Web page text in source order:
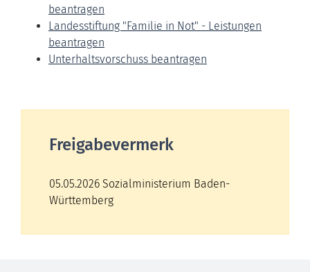
beantragen
Landesstiftung "Familie in Not" - Leistungen
beantragen
Unterhaltsvorschuss beantragen
Freigabevermerk
05.05.2026 Sozialministerium Baden-
Württemberg